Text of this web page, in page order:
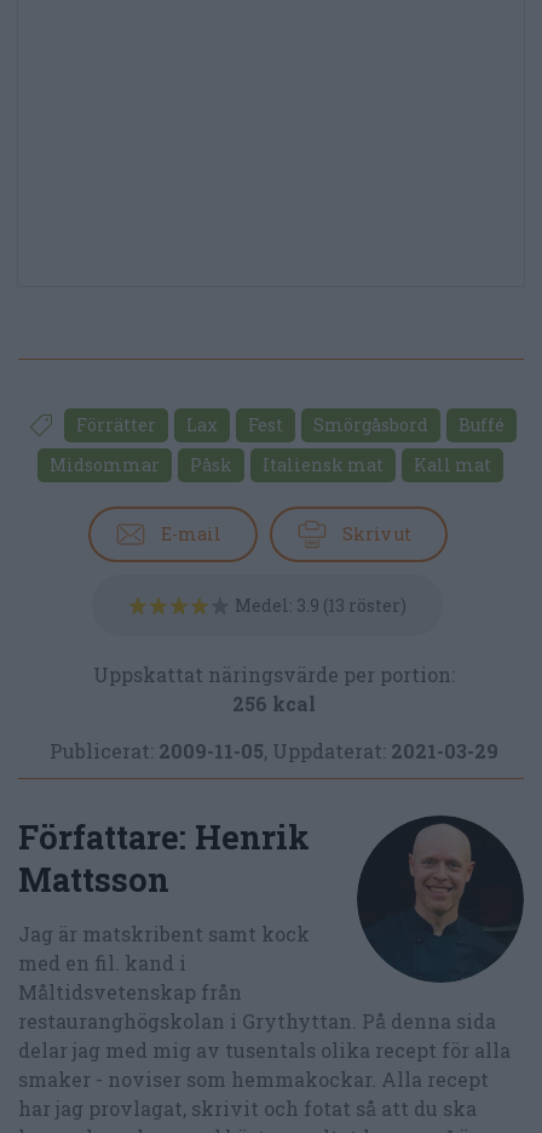
Förrätter Lax Fest Smörgåsbord
Buffé
Midsommar
Påsk Italiensk mat Kall mat
E-mail Skriv ut
Medel: 3.9 (13 röster)
Uppskattat näringsvärde per portion:
256 kcal
Publicerat: 2009-11-05, Uppdaterat: 2021-03-29
Författare: Henrik
Mattsson
Jag är matskribent samt kock
med en fil. kand i
Måltidsvetenskap från
restauranghögskolan i Grythyttan. På denna sida
delar jag med mig av tusentals olika recept för alla
smaker - noviser som hemmakockar. Alla recept
har jag provlagat, skrivit och fotat så att du ska